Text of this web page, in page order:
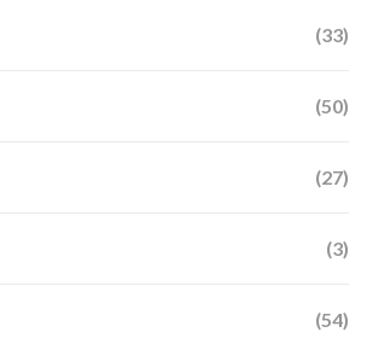
(33)
(50)
(27)
(3)
(54)